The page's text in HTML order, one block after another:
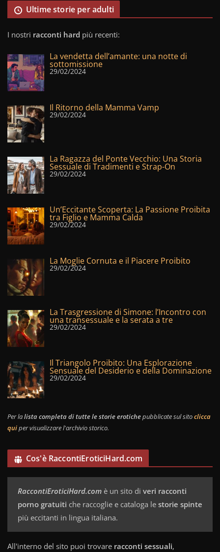
Ultime storie per adulti
I nostri racconti hard più recenti:
La vendetta dell’amante: una notte di
sottomissione
29/02/2024
Il Ritorno della Mamma Vamp
29/02/2024
La Ragazza del Ponte Vecchio: Una Storia
Sessuale di Tradimenti e Strap-On
29/02/2024
Un’Eccitante Scoperta: La Passione Proibita
tra Figlio e Mamma Calda
29/02/2024
La Moglie Cornuta e il Piacere Proibito
29/02/2024
La Trasgressione di Simone: l’Incontro con
una transessuale e la serata a tre
29/02/2024
Il Triangolo Proibito: Una Esplorazione
Sensuale del Desiderio e della Dominazione
29/02/2024
Per lalista completa di tutte le storie erotichepubblicate sul sitoclicca
quiper visualizzare l'archivio storico.
Cos'è RaccontiEroticiHard.com
RaccontiEroticiHard.com è un sito di veri racconti
porno gratuiti che raccoglie e cataloga le storie spinte
più eccitanti in lingua italiana.
All'interno del sito puoi trovare racconti sessuali,